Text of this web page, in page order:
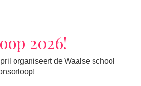
2026!
organiseert de Waalse school